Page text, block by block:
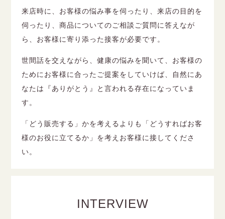
来店時に、お客様の悩み事を伺ったり、来店の目的を
伺ったり、商品についてのご相談ご質問に答えなが
ら、お客様に寄り添った接客が必要です。
世間話を交えながら、健康の悩みを聞いて、お客様の
ためにお客様に合ったご提案をしていけば、自然にあ
なたは『ありがとう』と言われる存在になっていま
す。
「どう販売する」かを考えるよりも「どうすればお客
様のお役に立てるか」を考えお客様に接してくださ
い。
INTERVIEW